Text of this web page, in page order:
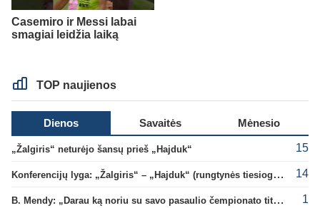
Casemiro ir Messi labai
smagiai leidžia laiką
TOP naujienos
Dienos Savaitės Mėnesio
„Žalgiris“ neturėjo šansų prieš „Hajduk“ 15
Konferencijų lyga: „Žalgiris“ – „Hajduk“ (rungtynės tiesiogiai) 14
B. Mendy: „Darau ką noriu su savo pasaulio čempionato titulu“ 1